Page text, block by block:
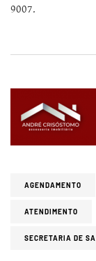
9007.
AGENDAMENTO
ATENDIMENTO
SECRETARIA DE